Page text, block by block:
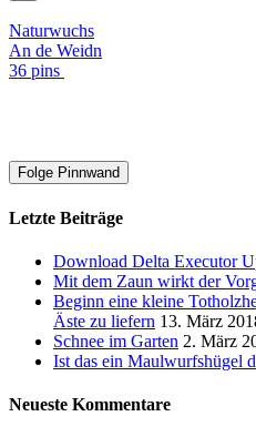
Naturwuchs
An de Weidn
36 pins
Folge Pinnwand
Letzte Beiträge
Download Delta Executor
Mit dem Zaun wirkt der
Beginn eine kleine
Äste zu liefern 13. März
Schnee im Garten 2. März
Ist das ein Maulwurfshügel
Neueste Kommentare